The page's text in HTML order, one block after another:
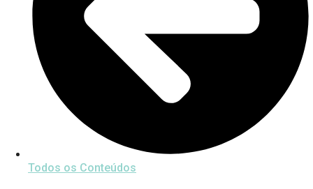
Todos os Conteúdos